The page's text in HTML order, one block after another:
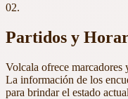
02.
Partidos y
Volcala ofrece marcadores
La información de los
para brindar el estado